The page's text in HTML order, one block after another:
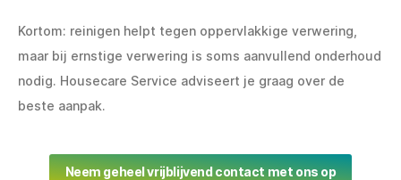
Kortom: reinigen helpt tegen oppervlakkige verwering,
maar bij ernstige verwering is soms aanvullend onderhoud
nodig. Housecare Service adviseert je graag over de
beste aanpak.
Neem geheel vrijblijvend contact met ons op